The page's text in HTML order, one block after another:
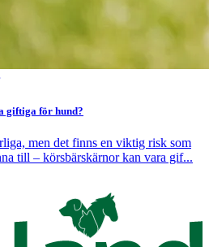
giftiga för hund?
men det finns en viktig risk som
till – körsbärskärnor kan vara gif...